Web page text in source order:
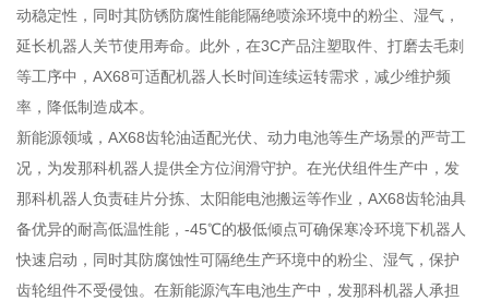
动稳定性，同时其防锈防腐性能能隔绝喷涂环境中的粉尘、湿气，
延长机器人关节使用寿命。此外，在3C产品注塑取件、打磨去毛刺
等工序中，AX68可适配机器人长时间连续运转需求，减少维护频
率，降低制造成本。
新能源领域，AX68齿轮油适配光伏、动力电池等生产场景的严苛工
况，为发那科机器人提供全方位润滑守护。在光伏组件生产中，发
那科机器人负责硅片分拣、太阳能电池搬运等作业，AX68齿轮油具
备优异的耐高低温性能，-45℃的极低倾点可确保寒冷环境下机器人
快速启动，同时其防腐蚀性可隔绝生产环境中的粉尘、湿气，保护
齿轮组件不受侵蚀。在新能源汽车电池生产中，发那科机器人承担